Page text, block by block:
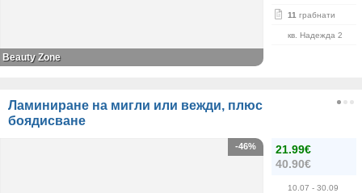
11 грабнати
кв. Надежда 2
Beauty Zone
Ламиниране на мигли или вежди, плюс
боядисване
21.99€
40.90€
10.07 - 30.09
-46%